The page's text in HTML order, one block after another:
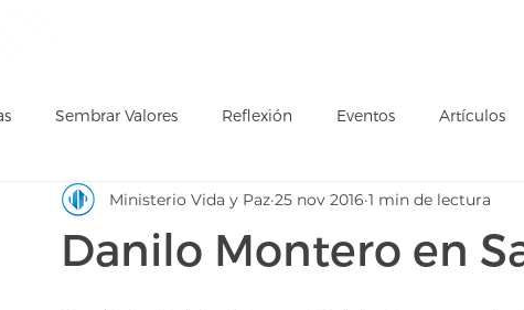
Sembrar Valores Reflexión Eventos Artículos
Desde Lo Alto Videos Inspiracional Valores
Danilo Montero en
Ministerio Vida y Paz 25 nov 2016 1 min de lectura